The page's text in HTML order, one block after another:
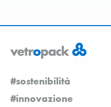
#sostenibilità
#innovazione